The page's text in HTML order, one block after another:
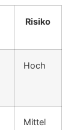
Risiko
Hoch
Mittel